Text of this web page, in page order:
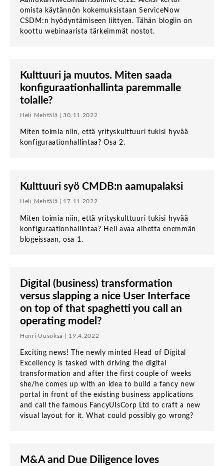
omista käytännön kokemuksistaan ServiceNow
CSDM:n hyödyntämiseen liittyen. Tähän blogiin on
koottu webinaarista tärkeimmät nostot.
Kulttuuri ja muutos. Miten saada
konfiguraationhallinta paremmalle
tolalle?
Heli Mehtälä | 30.11.2022
Miten toimia niin, että yrityskulttuuri tukisi hyvää
konfiguraationhallintaa? Osa 2.
Kulttuuri syö CMDB:n aamupalaksi
Heli Mehtälä | 17.11.2022
Miten toimia niin, että yrityskulttuuri tukisi hyvää
konfiguraationhallintaa? Heli avaa aihetta enemmän
blogeissaan, osa 1.
Digital (business) transformation
versus slapping a nice User Interface
on top of that spaghetti you call an
operating model?
Henri Uusoksa | 19.4.2022
Exciting news! The newly minted Head of Digital
Excellency is tasked with driving the digital
transformation and after the first couple of weeks
she/he comes up with an idea to build a fancy new
portal in front of the existing business applications
and call the famous FancyUIsCorp Ltd to craft a new
visual layout for it. What could possibly go wrong?
M&A and Due Diligence loves